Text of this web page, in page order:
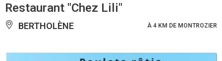
Restaurant "Chez Lili"
BERTHOLÈNE À 4 KM DE MONTROZIER